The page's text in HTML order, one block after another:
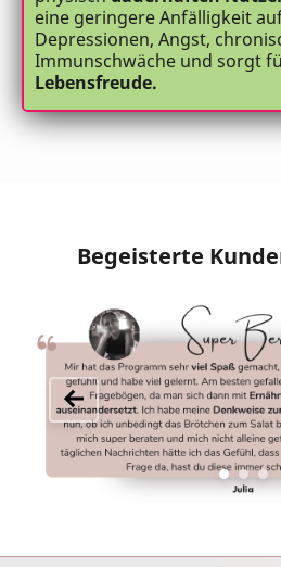
eine geringere Anfälligkeit
Depressionen, Angst,
Immunschwäche und sorgt
Lebensfreude.
Begeisterte